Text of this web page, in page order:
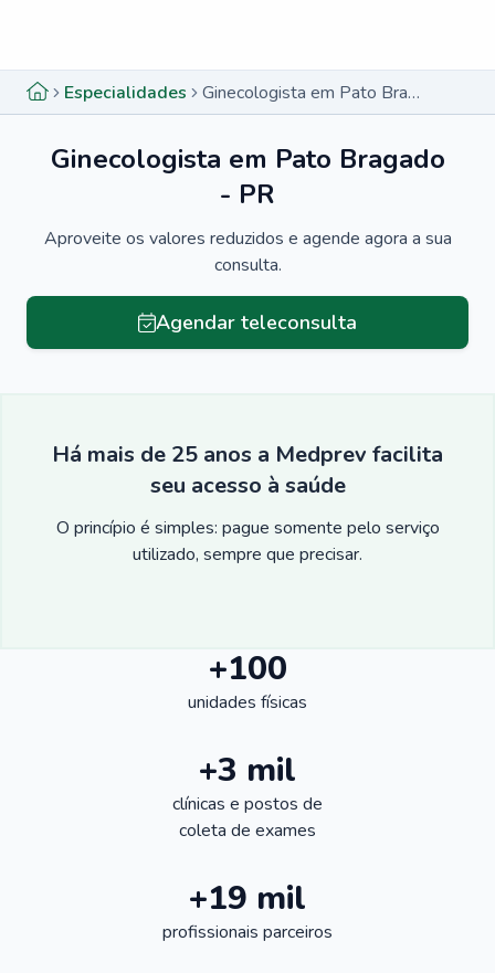
Especialidades Ginecologista em Pato Bragado - PR
Ginecologista em Pato Bragado
- PR
Aproveite os valores reduzidos e agende agora a sua
consulta.
Agendar teleconsulta
Há mais de 25 anos a Medprev facilita
seu acesso à saúde
O princípio é simples: pague somente pelo serviço
utilizado, sempre que precisar.
+100
unidades físicas
+3 mil
clínicas e postos de
coleta de exames
+19 mil
profissionais parceiros